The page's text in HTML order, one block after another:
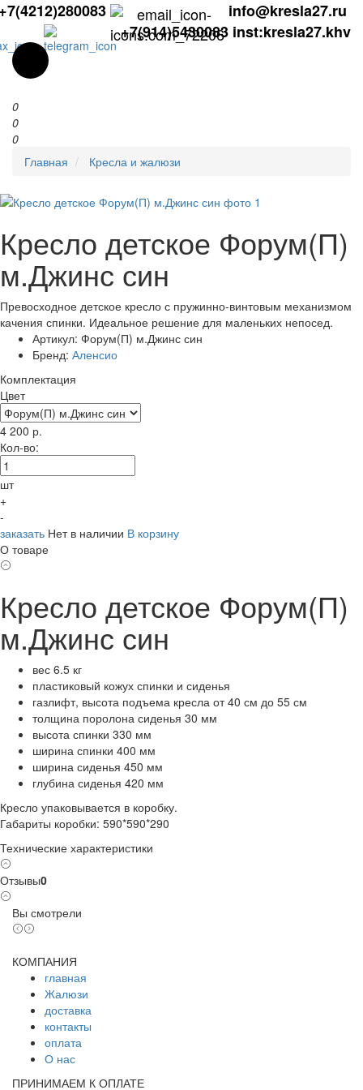
info@kresla27.ru
+7(914)5430083 inst:kresla27.khv
0
0
0
Главная
Кресла и жалюзи
Кресло детское Форум(П)
м.Джинс син
Превосходное детское кресло с пружинно-винтовым механизмом
качения спинки. Идеальное решение для маленьких непосед.
Артикул: Форум(П) м.Джинс син
Бренд: Аленсио
Комплектация
Цвет
4 200 р.
Кол-во:
шт
+
-
заказать Нет в наличии В корзину
О товаре
Кресло детское Форум(П)
м.Джинс син
вес 6.5 кг
пластиковый кожух спинки и сиденья
газлифт, высота подъема кресла от 40 см до 55 см
толщина поролона сиденья 30 мм
высота спинки 330 мм
ширина спинки 400 мм
ширина сиденья 450 мм
глубина сиденья 420 мм
Кресло упаковывается в коробку.
Габариты коробки: 590*590*290
Технические характеристики
Отзывы0
Вы смотрели
КОМПАНИЯ
главная
Жалюзи
доставка
контакты
оплата
О нас
ПРИНИМАЕМ К ОПЛАТЕ